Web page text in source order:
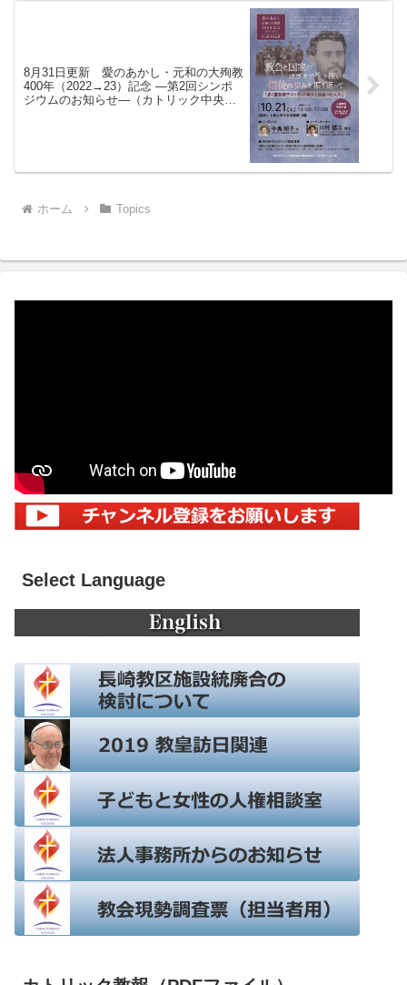
8月31日更新 愛のあかし・元和の大殉教
400年（2022→23）記念 ―第2回シンポ
ジウムのお知らせ―（カトリック中央協
ホーム Topics
Select Language